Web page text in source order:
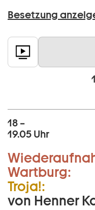
Besetzung
18 –
19.05 Uhr
Wartburg:
Troja!:
von Henner